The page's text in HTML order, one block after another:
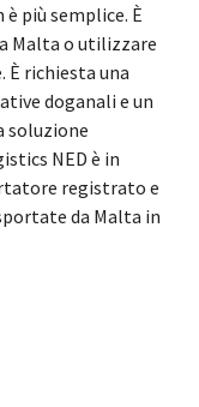
più semplice. È
Malta o utilizzare
richiesta una
doganali e un
soluzione
NED è in
registrato e
da Malta in